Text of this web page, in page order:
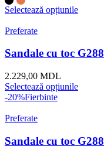
Selectează opțiunile
Preferate
Sandale cu toc
2.229,00 MDL
Selectează opțiunile
-20%Fierbinte
Preferate
Sandale cu toc